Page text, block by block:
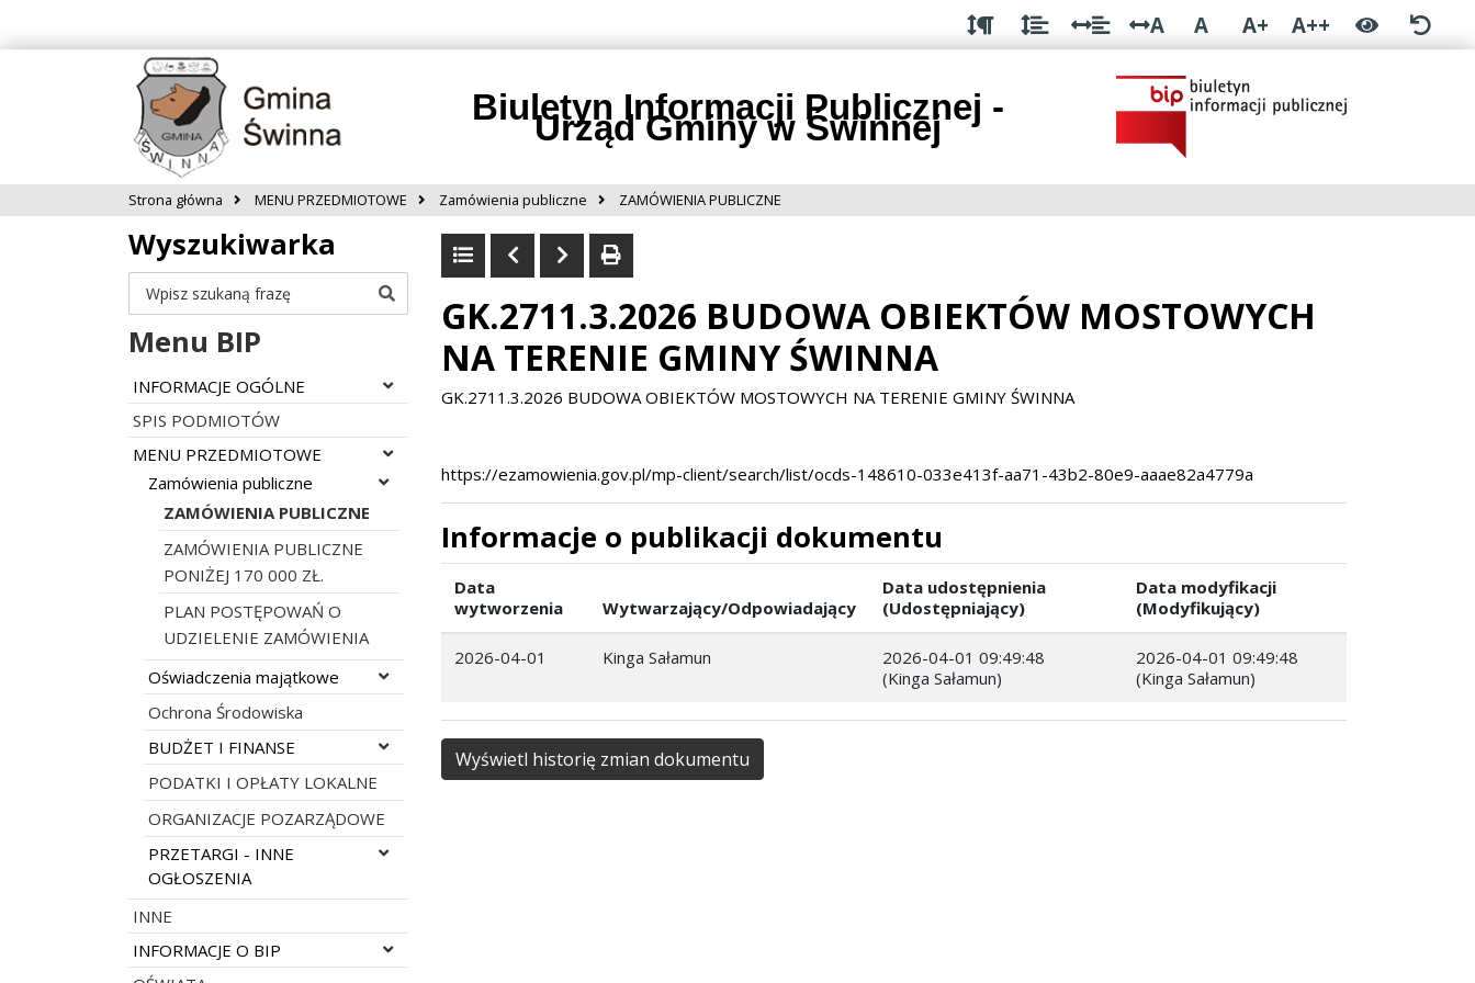
treści
A A A+ A++
Biuletyn Informacji Publicznej -
Urząd Gminy w Świnnej
Strona główna MENU PRZEDMIOTOWE Zamówienia publiczne ZAMÓWIENIA PUBLICZNE
Wyszukiwarka
Szukaj
Menu BIP
Rozwiń menu
INFORMACJE OGÓLNE
SPIS PODMIOTÓW
Rozwiń menu
MENU PRZEDMIOTOWE
Rozwiń menu
Zamówienia publiczne
ZAMÓWIENIA PUBLICZNE
ZAMÓWIENIA PUBLICZNE
PONIŻEJ 170 000 ZŁ.
PLAN POSTĘPOWAŃ O
UDZIELENIE ZAMÓWIENIA
Rozwiń menu
Oświadczenia majątkowe
Ochrona Środowiska
Rozwiń menu
BUDŻET I FINANSE
PODATKI I OPŁATY LOKALNE
ORGANIZACJE POZARZĄDOWE
Rozwiń menu
PRZETARGI - INNE
OGŁOSZENIA
INNE
Rozwiń menu
INFORMACJE O BIP
GK.2711.3.2026 BUDOWA OBIEKTÓW MOSTOWYCH
NA TERENIE GMINY ŚWINNA
GK.2711.3.2026 BUDOWA OBIEKTÓW MOSTOWYCH NA TERENIE GMINY ŚWINNA
https://ezamowienia.gov.pl/mp-client/search/list/ocds-148610-033e413f-aa71-43b2-80e9-aaae82a4779a
Informacje o publikacji dokumentu
Data
wytworzenia
Wytwarzający/Odpowiadający
Data udostępnienia
(Udostępniający)
Data modyfikacji
(Modyfikujący)
2026-04-01 Kinga Sałamun
2026-04-01 09:49:48
(Kinga Sałamun)
2026-04-01 09:49:48
(Kinga Sałamun)
Wyświetl historię zmian dokumentu